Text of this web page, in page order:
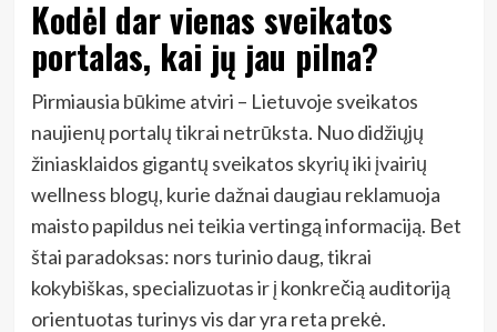
Kodėl dar vienas sveikatos
portalas, kai jų jau pilna?
Pirmiausia būkime atviri – Lietuvoje sveikatos
naujienų portalų tikrai netrūksta. Nuo didžiųjų
žiniasklaidos gigantų sveikatos skyrių iki įvairių
wellness blogų, kurie dažnai daugiau reklamuoja
maisto papildus nei teikia vertingą informaciją. Bet
štai paradoksas: nors turinio daug, tikrai
kokybiškas, specializuotas ir į konkrečią auditoriją
orientuotas turinys vis dar yra reta prekė.